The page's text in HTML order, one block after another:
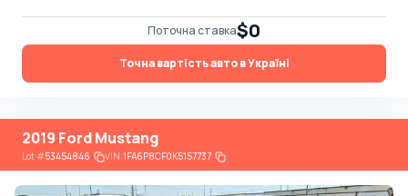
Поточна ставка$0
Точна вартість авто в Україні
2019 Ford Mustang
Lot#53454846 VIN:1FA6P8CF0K5157737